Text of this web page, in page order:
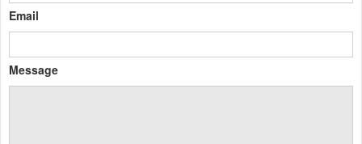
Email
Message